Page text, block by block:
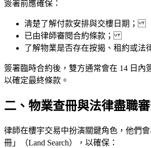
簽署前應確保：
清楚了解付款安排與交樓日期；
已由律師審閱合約條款；
了解物業是否存在按揭、租約或
簽署臨時合約後，雙方通常會在 14 日內
以確定最終條款。
二、物業查冊與法律盡職
律師在樓宇交易中扮演關鍵角色，他們
冊」（Land Search），以確保：